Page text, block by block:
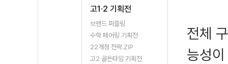
고1·2 기획전
브랜드 퍼즐링
수학 페어링 기획전
22개정 전략.ZIP
고2 골든타임 기획전
전체
능성